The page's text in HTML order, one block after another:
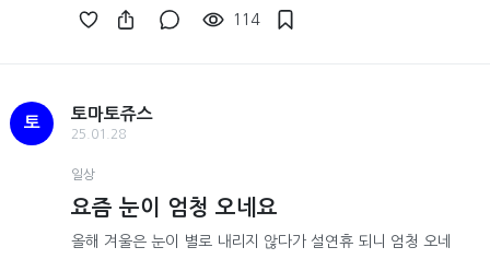
114
토
토마토쥬스
25.01.28
일상
요즘 눈이 엄청 오네요
올해 겨울은 눈이 별로 내리지 않다가 설연휴 되니 엄청 오네